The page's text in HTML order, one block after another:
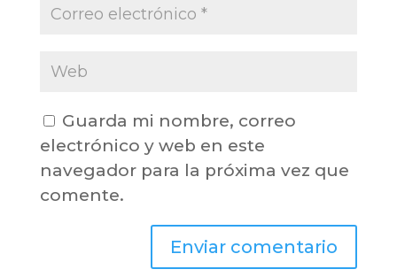
Guarda mi nombre, correo
electrónico y web en este
navegador para la próxima vez que
comente.